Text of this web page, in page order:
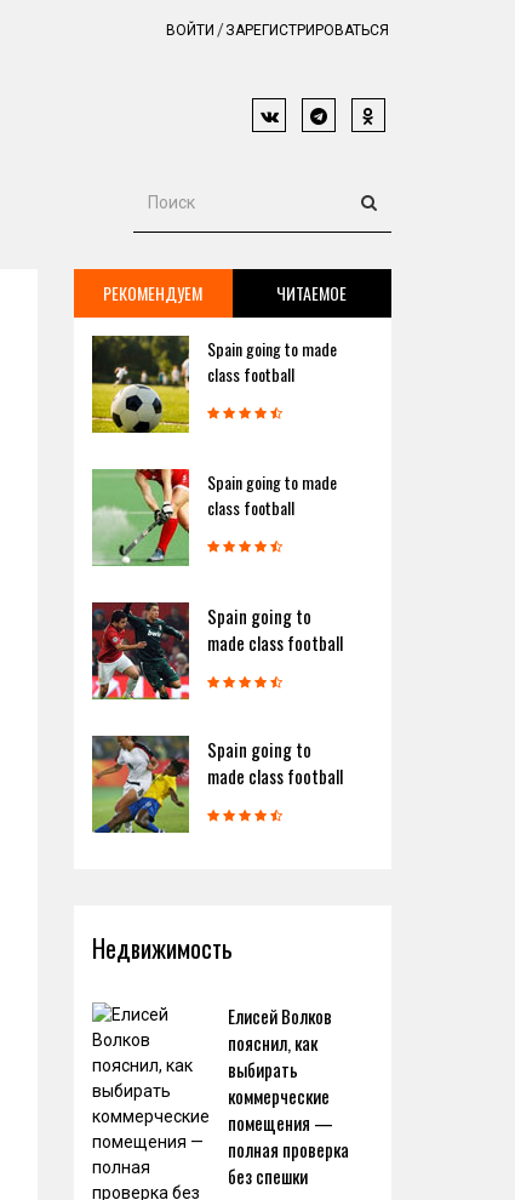
ВОЙТИ ЗАРЕГИСТРИРОВАТЬСЯ
РЕКОМЕНДУЕМ ЧИТАЕМОЕ
Spain going to made
class football
Spain going to made
class football
Spain going to
made class football
Spain going to
made class football
Недвижимость
Елисей Волков
пояснил, как
выбирать
коммерческие
помещения —
полная проверка
без спешки